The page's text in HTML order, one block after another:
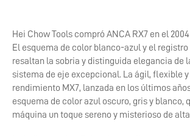
Hei Chow Tools compró ANCA RX7 en el
El esquema de color blanco-azul y el
resaltan la sobria y distinguida elegancia de
sistema de eje excepcional. La ágil, flexible
rendimiento MX7, lanzada en los últimos
esquema de color azul oscuro, gris y blanco,
máquina un toque sereno y misterioso de